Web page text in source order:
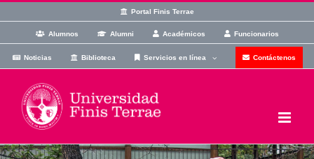
content
Portal Finis Terrae
Alumnos Alumni Académicos Funcionarios
Noticias Biblioteca Servicios en línea Contáctenos